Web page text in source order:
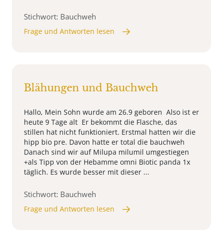
Stichwort: Bauchweh
Frage und Antworten lesen
Blähungen und Bauchweh
Hallo, Mein Sohn wurde am 26.9 geboren Also ist er
heute 9 Tage alt Er bekommt die Flasche, das
stillen hat nicht funktioniert. Erstmal hatten wir die
hipp bio pre. Davon hatte er total die bauchweh
Danach sind wir auf Milupa milumil umgestiegen
+als Tipp von der Hebamme omni Biotic panda 1x
täglich. Es wurde besser mit dieser ...
Stichwort: Bauchweh
Frage und Antworten lesen